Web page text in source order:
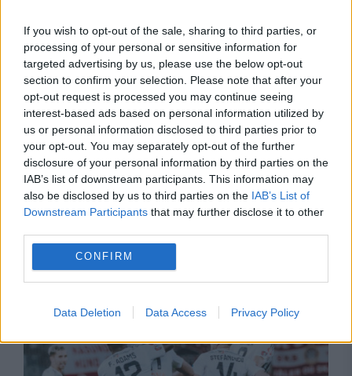
If you wish to opt-out of the sale, sharing to third parties, or
processing of your personal or sensitive information for
targeted advertising by us, please use the below opt-out
section to confirm your selection. Please note that after your
opt-out request is processed you may continue seeing
interest-based ads based on personal information utilized by
us or personal information disclosed to third parties prior to
your opt-out. You may separately opt-out of the further
disclosure of your personal information by third parties on the
IAB’s list of downstream participants. This information may
also be disclosed by us to third parties on the IAB’s List of
Downstream Participants that may further disclose it to other
CONFIRM
Data Deletion Data Access Privacy Policy
POLITICA
Sorin Grindeanu: Parlamentul a evitat
pierderea a 5,8 miliarde de euro din PNRR și a